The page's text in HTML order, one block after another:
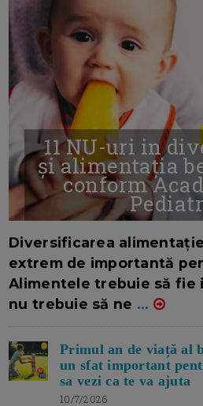
11 NU-uri in
și alimentația
conform
Diversificarea
extrem de importantă
Alimentele trebuie să fie
nu trebuie să ne ...
Primul an de viață al
un sfat important
sa vezi ca te va ajuta
10/7/2026